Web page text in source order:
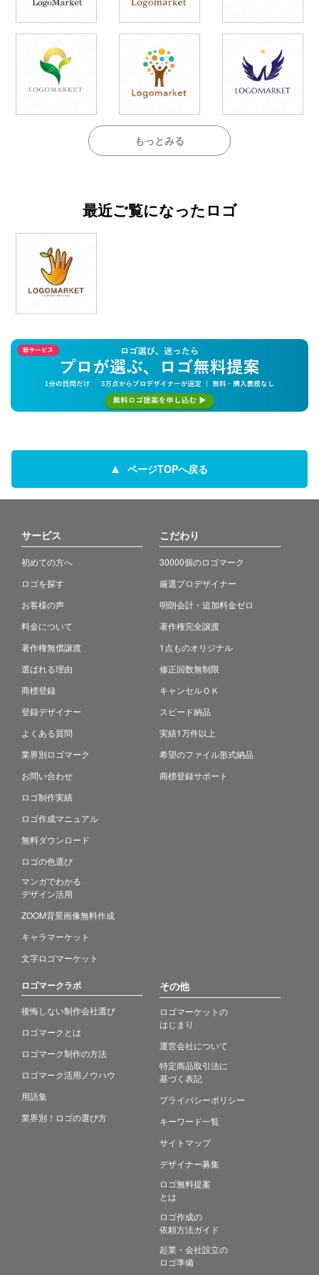
もっとみる
最近ご覧になったロゴ
ページTOPへ戻る
サービス
初めての方へ
ロゴを探す
お客様の声
料金について
著作権無償譲渡
選ばれる理由
商標登録
登録デザイナー
よくある質問
業界別ロゴマーク
お問い合わせ
ロゴ制作実績
ロゴ作成マニュアル
無料ダウンロード
ロゴの色選び
マンガでわかる
デザイン活用
ZOOM背景画像無料作成
キャラマーケット
文字ロゴマーケット
こだわり
30000個のロゴマーク
厳選プロデザイナー
明朗会計・追加料金ゼロ
著作権完全譲渡
1点ものオリジナル
修正回数無制限
キャンセルＯＫ
スピード納品
実績1万件以上
希望のファイル形式納品
商標登録サポート
ロゴマークラボ
後悔しない制作会社選び
ロゴマークとは
ロゴマーク制作の方法
ロゴマーク活用ノウハウ
用語集
業界別！ロゴの選び方
その他
ロゴマーケットの
はじまり
運営会社について
特定商品取引法に
基づく表記
プライバシーポリシー
キーワード一覧
サイトマップ
デザイナー募集
ロゴ無料提案
とは
ロゴ作成の
依頼方法ガイド
起業・会社設立の
ロゴ準備